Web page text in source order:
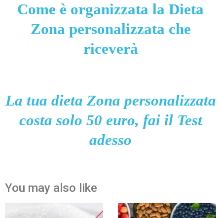
Come è organizzata la Dieta
Zona personalizzata che
riceverà
La tua dieta Zona personalizzata
costa solo 50 euro, fai il Test
adesso
You may also like